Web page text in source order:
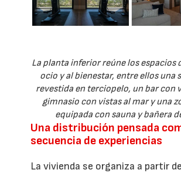
La planta inferior reúne los espacios
ocio y al bienestar, entre ellos una
revestida en terciopelo, un bar con
gimnasio con vistas al mar y una
equipada con sauna y bañera
Una distribución pensada
secuencia de experiencias
La vivienda se organiza a partir